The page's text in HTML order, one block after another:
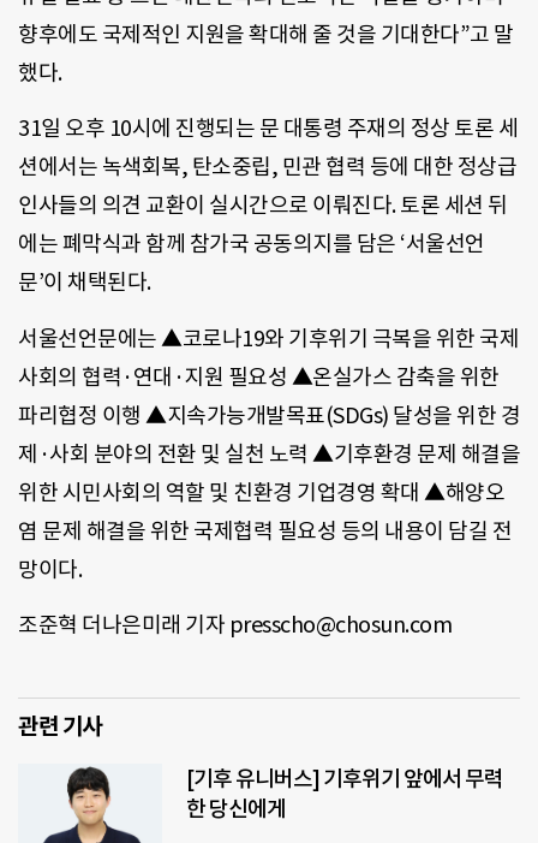
향후에도 국제적인 지원을 확대해 줄 것을 기대한다”고 말
했다.
31일 오후 10시에 진행되는 문 대통령 주재의 정상 토론 세
션에서는 녹색회복, 탄소중립, 민관 협력 등에 대한 정상급
인사들의 의견 교환이 실시간으로 이뤄진다. 토론 세션 뒤
에는 폐막식과 함께 참가국 공동의지를 담은 ‘서울선언
문’이 채택된다.
서울선언문에는 ▲코로나19와 기후위기 극복을 위한 국제
사회의 협력·연대·지원 필요성 ▲온실가스 감축을 위한
파리협정 이행 ▲지속가능개발목표(SDGs) 달성을 위한 경
제·사회 분야의 전환 및 실천 노력 ▲기후환경 문제 해결을
위한 시민사회의 역할 및 친환경 기업경영 확대 ▲해양오
염 문제 해결을 위한 국제협력 필요성 등의 내용이 담길 전
망이다.
조준혁 더나은미래 기자 presscho@chosun.com
관련 기사
[기후 유니버스] 기후위기 앞에서 무력
한 당신에게